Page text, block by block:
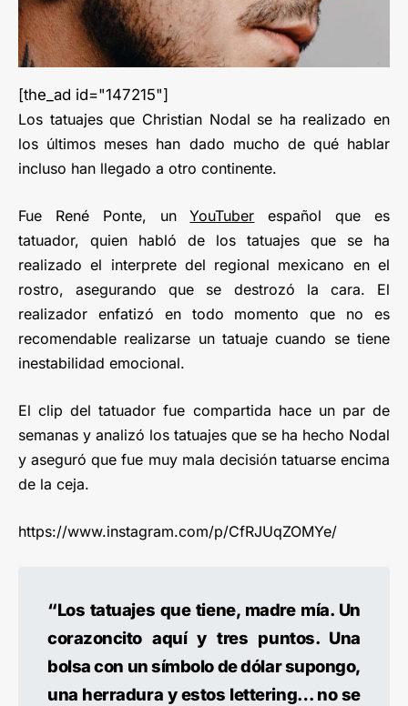
[the_ad id="147215"]
Los tatuajes que Christian Nodal se ha realizado en
los últimos meses han dado mucho de qué hablar
incluso han llegado a otro continente.
Fue René Ponte, unYouTuber español que es
tatuador, quien habló de los tatuajes que se ha
realizado el interprete del regional mexicano en el
rostro, asegurando que se destrozó la cara. El
realizador enfatizó en todo momento que no es
recomendable realizarse un tatuaje cuando se tiene
inestabilidad emocional.
El clip del tatuador fue compartida hace un par de
semanas y analizó los tatuajes que se ha hecho Nodal
y aseguró que fue muy mala decisión tatuarse encima
de la ceja.
https://www.instagram.com/p/CfRJUqZOMYe/
“Los tatuajes que tiene, madre mía. Un
corazoncito aquí y tres puntos. Una
bolsa con un símbolo de dólar supongo,
una herradura y estos lettering… no se